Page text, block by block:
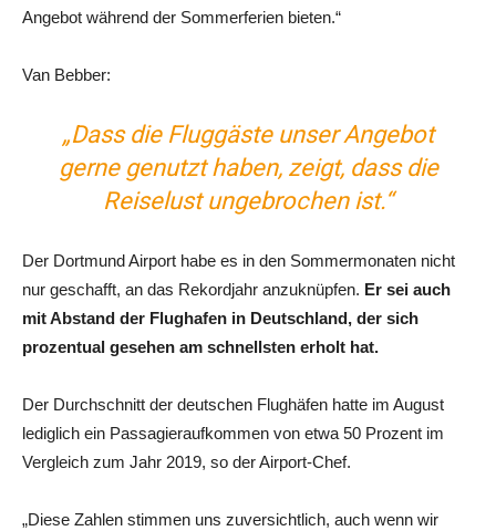
Angebot während der Sommerferien bieten.“
Van Bebber:
„Dass die Fluggäste unser Angebot
gerne genutzt haben, zeigt, dass die
Reiselust ungebrochen ist.“
Der Dortmund Airport habe es in den Sommermonaten nicht
nur geschafft, an das Rekordjahr anzuknüpfen. Er sei auch
mit Abstand der Flughafen in Deutschland, der sich
prozentual gesehen am schnellsten erholt hat.
Der Durchschnitt der deutschen Flughäfen hatte im August
lediglich ein Passagieraufkommen von etwa 50 Prozent im
Vergleich zum Jahr 2019, so der Airport-Chef.
„Diese Zahlen stimmen uns zuversichtlich, auch wenn wir